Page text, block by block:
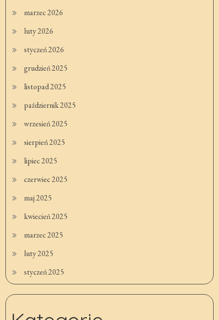
marzec 2026
luty 2026
styczeń 2026
grudzień 2025
listopad 2025
październik 2025
wrzesień 2025
sierpień 2025
lipiec 2025
czerwiec 2025
maj 2025
kwiecień 2025
marzec 2025
luty 2025
styczeń 2025